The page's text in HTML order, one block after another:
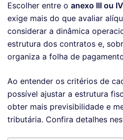
Escolher entre o anexo III ou IV
exige mais do que avaliar
considerar a dinâmica
estrutura dos contratos e,
organiza a folha de
Ao entender os critérios de
possível ajustar a estrutura
obter mais previsibilidade e
tributária. Confira detalhes